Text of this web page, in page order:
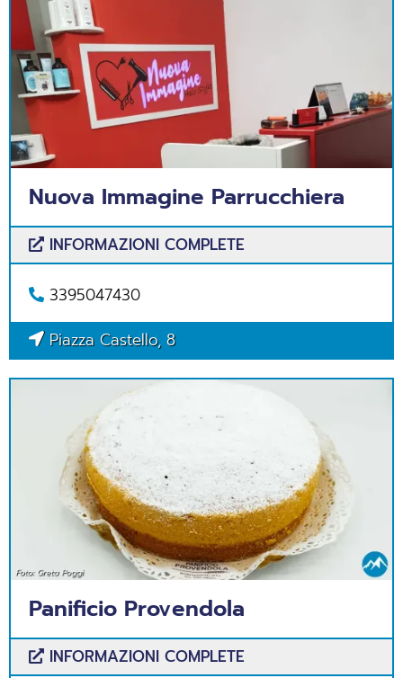
Nuova Immagine Parrucchiera
INFORMAZIONI COMPLETE
3395047430
Piazza Castello, 8
Panificio Provendola
INFORMAZIONI COMPLETE